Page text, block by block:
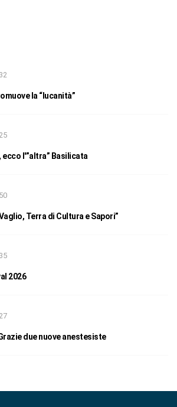
la “lucanità”
ecco l'”altra” Basilicata
Terra di Cultura e Sapori”
2026
due nuove anestesiste